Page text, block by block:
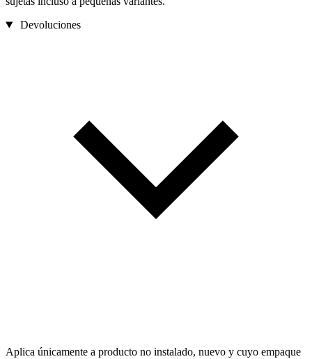
Devoluciones
Aplica únicamente a producto no instalado, nuevo y cuyo empaque